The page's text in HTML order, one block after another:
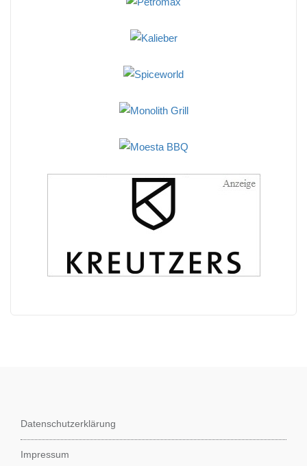
Datenschutzerklärung
Impressum